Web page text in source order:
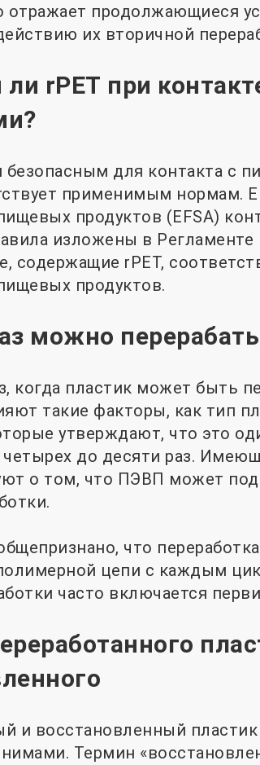
отражает продолжающиеся
их вторичной
ли rPET при
безопасным для контакта с
применимым нормам.
продуктов (EFSA)
изложены в Регламенте
содержащие rPET,
продуктов.
можно
когда пластик может быть
такие факторы, как тип
утверждают, что это
четырех до десяти раз.
о том, что ПЭВП может
что
цепи с каждым
часто включается
и восстановленный
Термин